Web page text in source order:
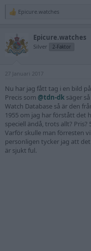
R
t
i
s
Epicure.watches
Epicure.watches
Silver 2-Faktor
27 Januari 2017
Nu har jag fått tag i en bild
Precis som @tdn-dk säger
Watch Database så är den
1955 om jag har förstått det
speciell ändå, trots allt? Pris?
Varför skulle man förresten
personligen tycker jag att
är sjukt ful.